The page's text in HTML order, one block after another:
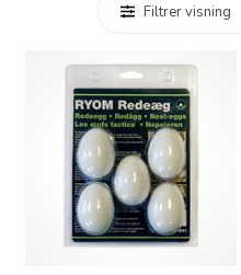
Filtrer visning